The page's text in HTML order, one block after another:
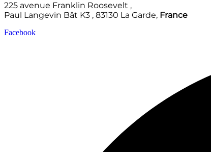
225 avenue Franklin Roosevelt ,
Paul Langevin Bât K3 , 83130 La Garde, France
Facebook